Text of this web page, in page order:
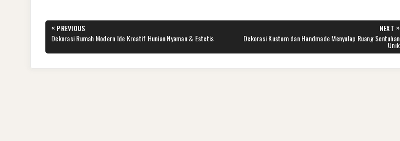
Navigasi
pos
« PREVIOUS
PREVIOUS
POST:
Dekorasi Rumah Modern Ide Kreatif Hunian Nyaman & Estetis
NEXT »
NEXT
POST:
Dekorasi Kustom dan Handmade Menyulap Ruang Sentuhan
Unik